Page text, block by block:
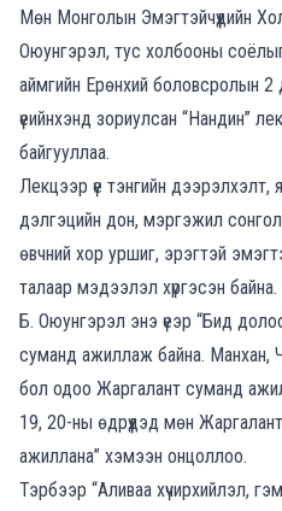
Мөн Монголын Эмэгтэйчүүдийн
Оюунгэрэл, тус холбооны соёлыг
аймгийн Ерөнхий боловсролын 2
үеийнхэнд зориулсан “Нандин”
байгууллаа.
Лекцээр үе тэнгийн дээрэлхэлт,
дэлгэцийн дон, мэргэжил
өвчний хор уршиг, эрэгтэй
талаар мэдээлэл хүргэсэн байна.
Б. Оюунгэрэл энэ үеэр “Бид
суманд ажиллаж байна. Манхан,
бол одоо Жаргалант суманд
19, 20-ны өдрүүдэд мөн Жаргалант
ажиллана” хэмээн онцоллоо.
Тэрбээр “Аливаа хүчирхийлэл,